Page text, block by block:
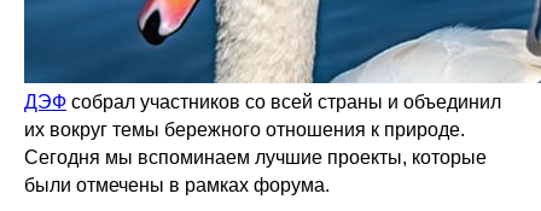
ДЭФ собрал участников со всей страны и объединил
их вокруг темы бережного отношения к природе.
Сегодня мы вспоминаем лучшие проекты, которые
были отмечены в рамках форума.